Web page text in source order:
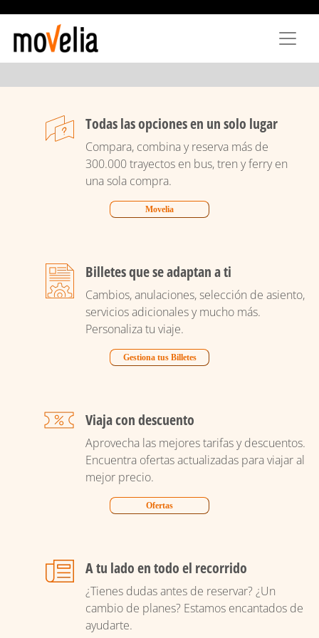
content
Todas las opciones en un solo lugar
Compara, combina y reserva más de
300.000 trayectos en bus, tren y ferry en
una sola compra.
Movelia
Billetes que se adaptan a ti
Cambios, anulaciones, selección de asiento,
servicios adicionales y mucho más.
Personaliza tu viaje.
Gestiona tus Billetes
Viaja con descuento
Aprovecha las mejores tarifas y descuentos.
Encuentra ofertas actualizadas para viajar al
mejor precio.
Ofertas
A tu lado en todo el recorrido
¿Tienes dudas antes de reservar? ¿Un
cambio de planes? Estamos encantados de
ayudarte.